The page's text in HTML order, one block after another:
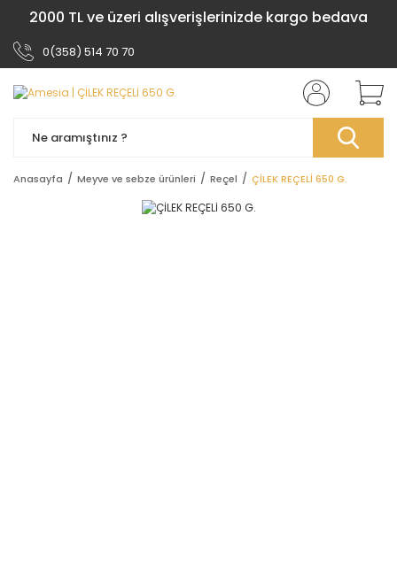
2000 TL ve üzeri alışverişlerinizde kargo bedava
0(358) 514 70 70
Anasayfa Meyve ve sebze ürünleri Reçel ÇİLEK REÇELİ 650 G.